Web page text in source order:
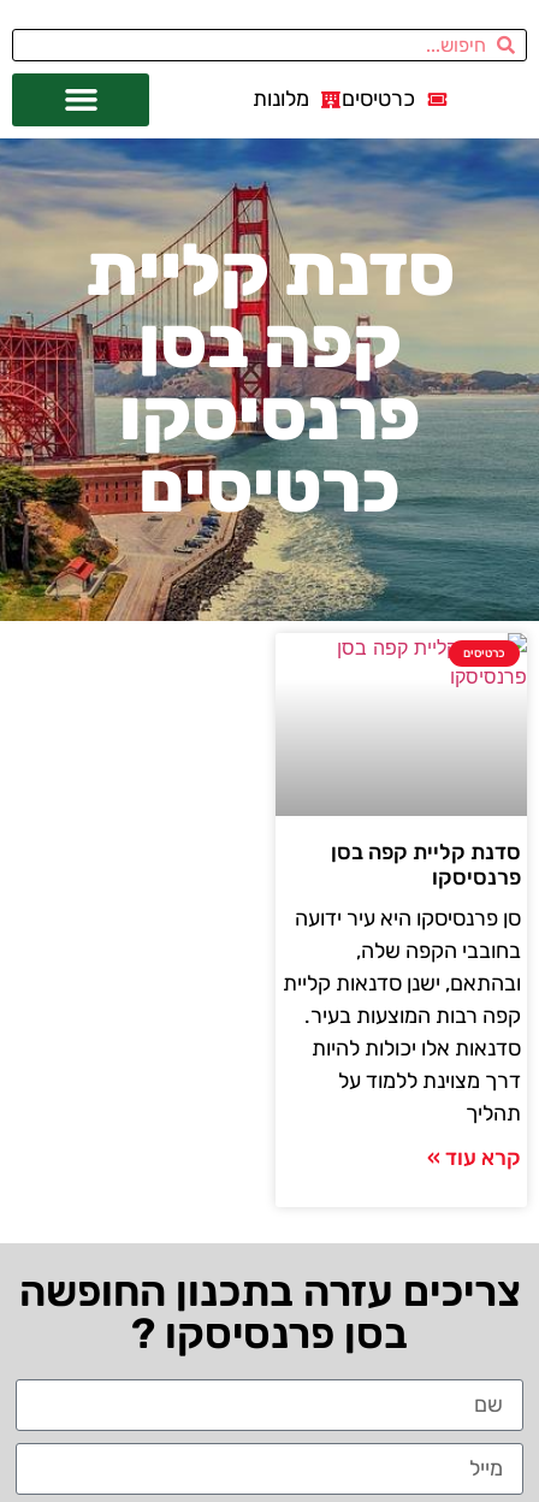
כרטיסים מלונות
סדנת קליית
קפה בסן
פרנסיסקו
כרטיסים
כרטיסים
סדנת קליית קפה בסן
פרנסיסקו
סן פרנסיסקו היא עיר ידועה
בחובבי הקפה שלה,
ובהתאם, ישנן סדנאות קליית
קפה רבות המוצעות בעיר.
סדנאות אלו יכולות להיות
דרך מצוינת ללמוד על
תהליך
קרא עוד »
צריכים עזרה בתכנון החופשה
בסן פרנסיסקו ?